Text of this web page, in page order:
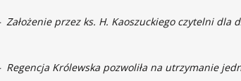
Założenie przez ks. H. Kaoszuckiego czytelni dla
Regencja Królewska pozwoliła na utrzymanie